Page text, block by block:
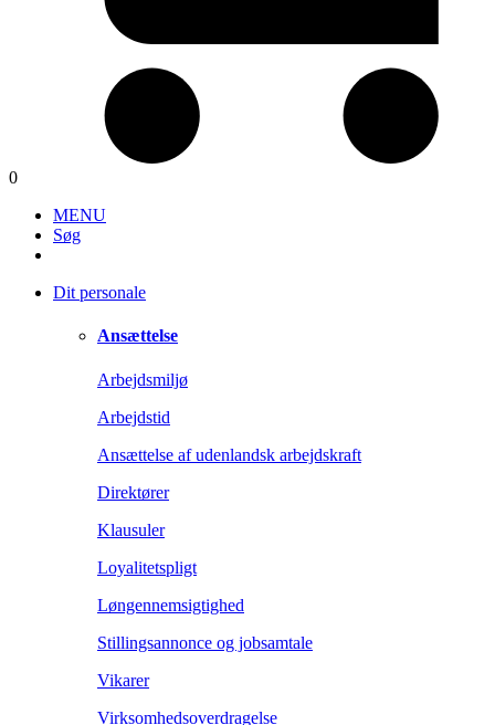
0
MENU
Søg
Dit personale
Ansættelse
Arbejdsmiljø
Arbejdstid
Ansættelse af udenlandsk arbejdskraft
Direktører
Klausuler
Loyalitetspligt
Løngennemsigtighed
Stillingsannonce og jobsamtale
Vikarer
Virksomhedsoverdragelse